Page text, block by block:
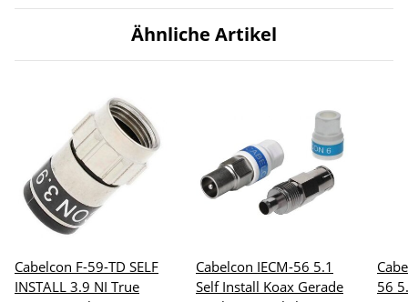
Ähnliche Artikel
Cabelcon F-59-TD SELF
INSTALL 3.9 NI True
Cabelcon IECM-56 5.1
Self Install Koax Gerade
56